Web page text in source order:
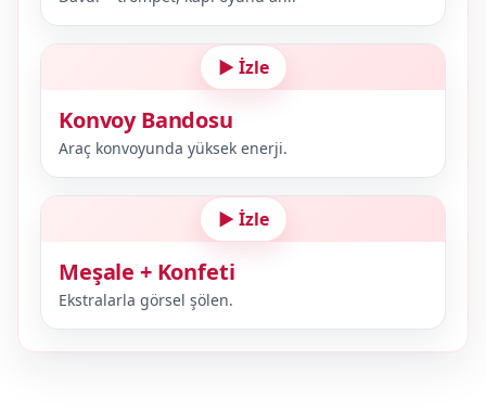
▶ İzle
Konvoy Bandosu
Araç konvoyunda yüksek enerji.
▶ İzle
Meşale + Konfeti
Ekstralarla görsel şölen.